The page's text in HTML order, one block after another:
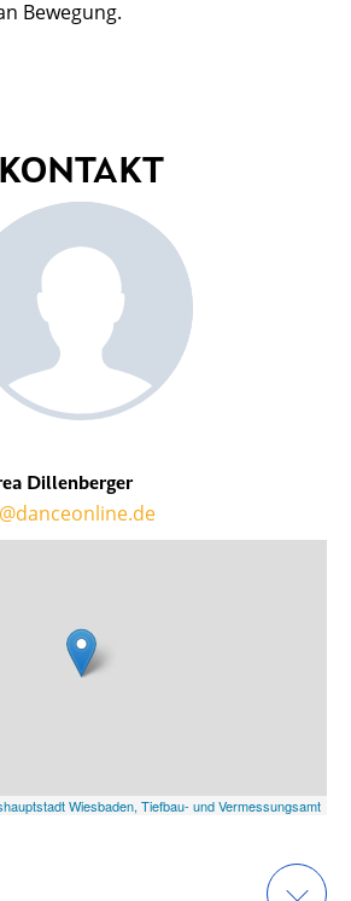
Bewegung.
KONTAKT
Dillenberger
Wiesbaden, Tiefbau- und Vermessungsamt